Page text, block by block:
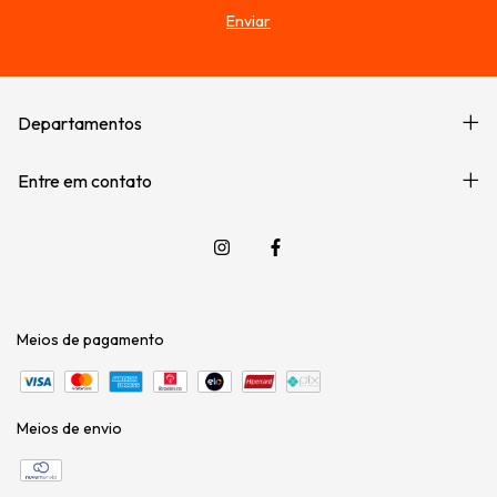
Departamentos
Entre em contato
Meios de pagamento
Meios de envio